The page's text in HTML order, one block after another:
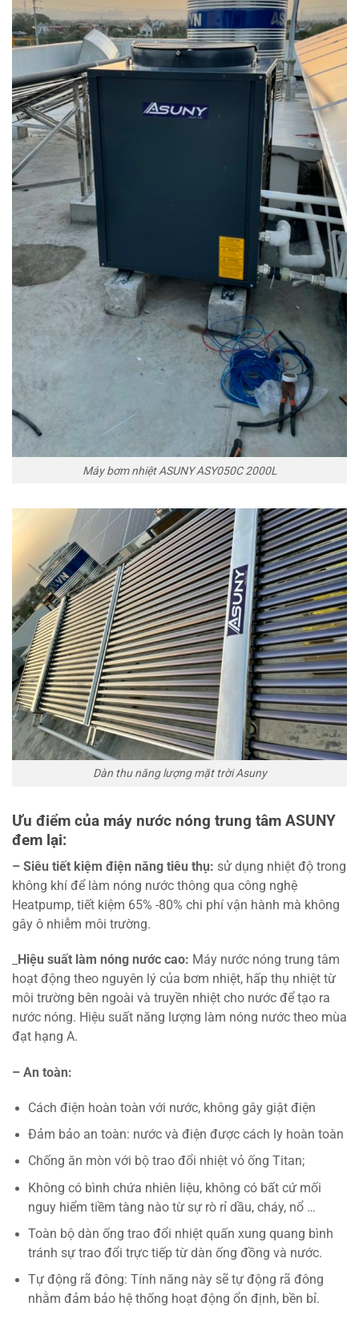
Máy bơm nhiệt ASUNY ASY050C 2000L
Dàn thu năng lượng mặt trời Asuny
Ưu điểm của máy nước nóng trung tâm ASUNY
đem lại:
– Siêu tiết kiệm điện năng tiêu thụ: sử dụng nhiệt độ trong
không khí để làm nóng nước thông qua công nghệ
Heatpump, tiết kiệm 65% -80% chi phí vận hành mà không
gây ô nhiễm môi trường.
Hiệu suất làm nóng nước cao: Máy nước nóng trung tâm
hoạt động theo nguyên lý của bơm nhiệt, hấp thụ nhiệt từ
môi trường bên ngoài và truyền nhiệt cho nước để tạo ra
nước nóng. Hiệu suất năng lượng làm nóng nước theo mùa
đạt hạng A.
– An toàn:
Cách điện hoàn toàn với nước, không gây giật điện
Đảm bảo an toàn: nước và điện được cách ly hoàn toàn
Chống ăn mòn với bộ trao đổi nhiệt vỏ ống Titan;
Không có bình chứa nhiên liệu, không có bất cứ mối
nguy hiểm tiềm tàng nào từ sự rò rỉ dầu, cháy, nổ …
Toàn bộ dàn ống trao đổi nhiệt quấn xung quang bình
tránh sự trao đổi trực tiếp từ dàn ống đồng và nước.
Tự động rã đông: Tính năng này sẽ tự động rã đông
nhằm đảm bảo hệ thống hoạt động ổn định, bền bỉ.